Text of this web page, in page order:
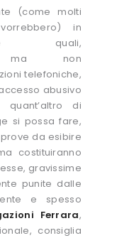
(come molti
in
quali,
ma non
telefoniche,
abusivo
di
si possa fare,
da esibire
costituiranno
gravissime
punite dalle
e spesso
Ferrara,
consiglia